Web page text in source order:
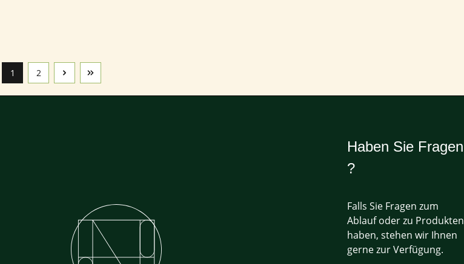
Seite
1 Seite
2
Haben Sie Fragen
?
Falls Sie Fragen zum
Ablauf oder zu Produkten
haben, stehen wir Ihnen
gerne zur Verfügung.